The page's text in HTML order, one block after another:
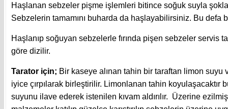
Haşlanan sebzeler pişme işlemleri bitince soğuk suyla
Sebzelerin tamamını buharda da haşlayabilirsiniz. Bu defa
Haşlanıp soğuyan sebzelerle fırında pişen sebzeler servis
göre dizilir.
Tarator için; Bir kaseye alınan tahin bir taraftan limon suyu
iyice çırpılarak birleştirilir. Limonlanan tahin koyulaşacaktır
suyunu ilave ederek istenilen kıvam aldırılır. Üzerine